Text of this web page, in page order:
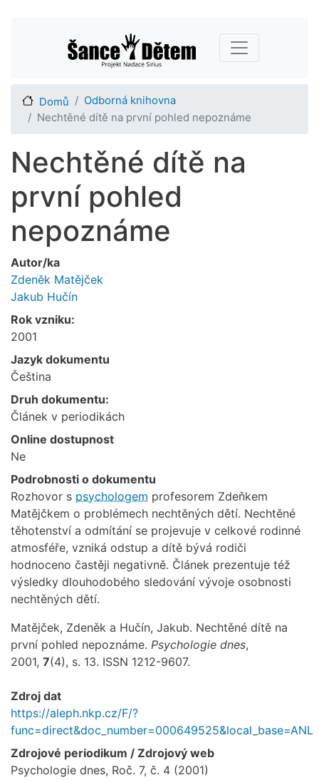
hlavnímu
obsahu
Main navigation
Domů
Odborná knihovna
Nechtěné dítě na první pohled nepoznáme
Nechtěné dítě na
první pohled
nepoznáme
Autor/ka
Zdeněk Matějček
Jakub Hučín
Rok vzniku:
2001
Jazyk dokumentu
Čeština
Druh dokumentu:
Článek v periodikách
Online dostupnost
Ne
Podrobnosti o dokumentu
Rozhovor s psychologem profesorem Zdeňkem
Matějčkem o problémech nechtěných dětí. Nechtěné
těhotenství a odmítání se projevuje v celkové rodinné
atmosféře, vzniká odstup a dítě bývá rodiči
hodnoceno častěji negativně. Článek prezentuje též
výsledky dlouhodobého sledování vývoje osobnosti
nechtěných dětí.
Matějček, Zdeněk a Hučín, Jakub. Nechtěné dítě na
první pohled nepoznáme. Psychologie dnes,
2001, 7(4), s. 13. ISSN 1212-9607.
Zdroj dat
https://aleph.nkp.cz/F/?
func=direct&doc_number=000649525&local_base=ANL
Zdrojové periodikum / Zdrojový web
Psychologie dnes, Roč. 7, č. 4 (2001)